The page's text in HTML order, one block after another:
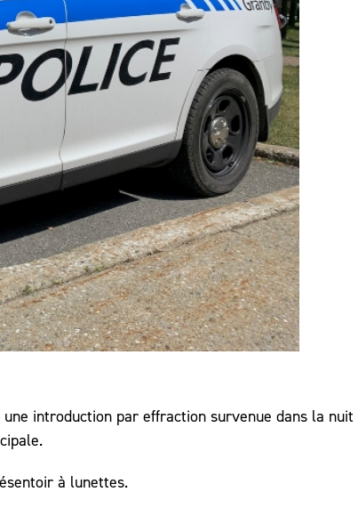
introduction par effraction survenue dans la nuit
à lunettes.